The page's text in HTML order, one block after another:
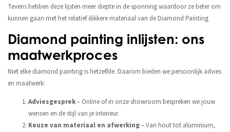
Tevens hebben deze lijsten meer diepte in de sponning waardoor ze beter om
kunnen gaan met het relatief dikkere materiaal van de Diamond Painting
Diamond painting inlijsten: ons
maatwerkproces
Niet elke diamond painting is hetzelfde. Daarom bieden we persoonlijk advies
en maatwerk:
Adviesgesprek– Online of in onze showroom bespreken we jouw
wensen en de stijl van je interieur.
Keuze van materiaal en afwerking– Van hout tot aluminium,